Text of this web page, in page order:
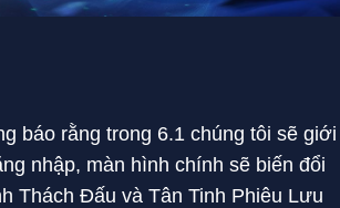
báo rằng trong 6.1 chúng tôi sẽ giới
nhập, màn hình chính sẽ biến đổi
Thách Đấu và Tân Tinh Phiêu Lưu